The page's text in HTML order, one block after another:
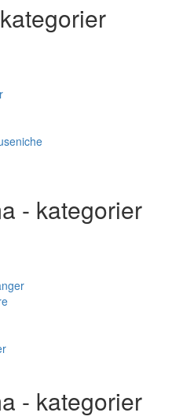
- kategorier
- kategorier